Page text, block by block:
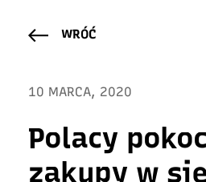
WRÓĆ
10 MARCA, 2020
Polacy
zakupy w